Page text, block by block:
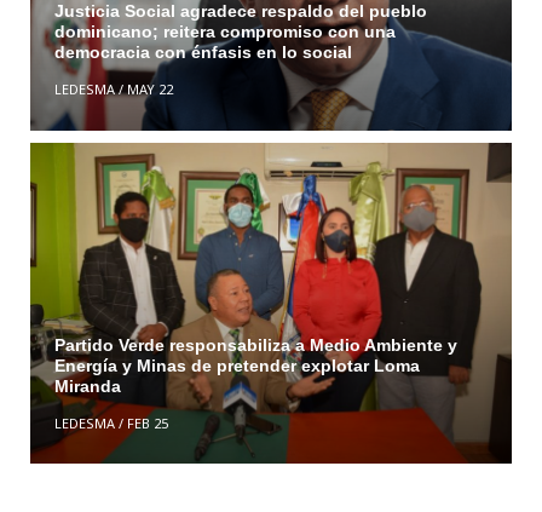
Justicia Social agradece respaldo del pueblo
dominicano; reitera compromiso con una
democracia con énfasis en lo social
LEDESMA/MAY 22
Partido Verde responsabiliza a Medio Ambiente y
Energía y Minas de pretender explotar Loma
Miranda
LEDESMA/ FEB 25